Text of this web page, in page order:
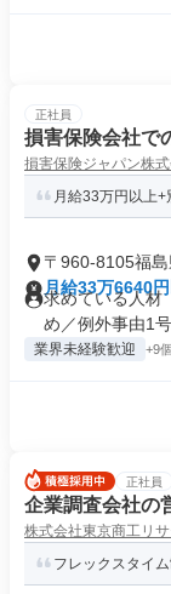
正社員
損害保険会社で
損害保険ジャパン株
月給33万円以上
〒960-8105福
月給33万6640
求めている人材
め／例外事由1号
業界未経験歓迎 +9個
正社員
企業調査会社の
株式会社東京商工リ
フレックスタイ